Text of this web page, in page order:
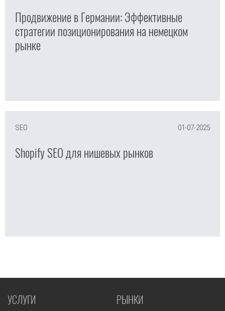
Продвижение в Германии: Эффективные
стратегии позиционирования на немецком
рынке
SEO 01-07-2025
Shopify SEO для нишевых рынков
УСЛУГИ РЫНКИ